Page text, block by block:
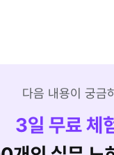
다음 내용이 궁금
3일 무료 체